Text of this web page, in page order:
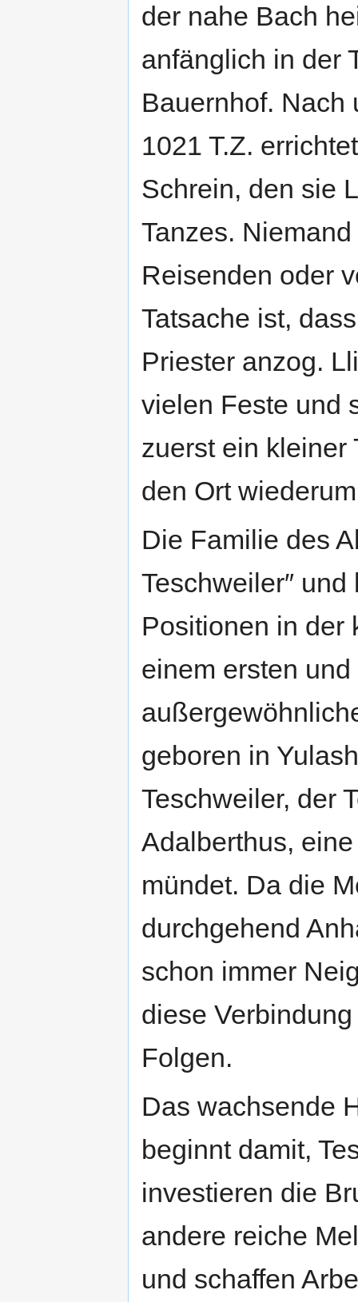
der nahe Bach
anfänglich in der
Bauernhof. Nach
1021 T.Z.
Schrein, den sie
Tanzes.
Reisenden oder
Tatsache ist,
Priester anzog.
vielen Feste und
zuerst ein kleiner
den Ort
Die Familie des
Teschweiler″
Positionen in der
einem ersten
geboren in
Teschweiler, der
Adalberthus,
mündet. Da die
durchgehend
schon immer
diese
Folgen.
Das wachsende
beginnt damit,
investieren die
andere reiche
und schaffen